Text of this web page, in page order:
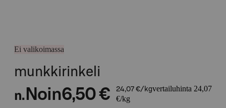
Ei valikoimassa
munkkirinkeli
n. Noin6,50 € 24,07 €/kgvertailuhinta 24,07
€/kg